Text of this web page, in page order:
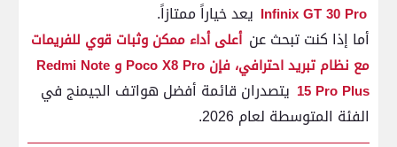
Infinix GT 30 Pro يعد خياراً ممتازاً.
أما إذا كنت تبحث عن أعلى أداء ممكن وثبات قوي للفريمات
مع نظام تبريد احترافي، فإن Poco X8 Pro و Redmi Note
15 Pro Plus يتصدران قائمة أفضل هواتف الجيمنج في
الفئة المتوسطة لعام 2026.